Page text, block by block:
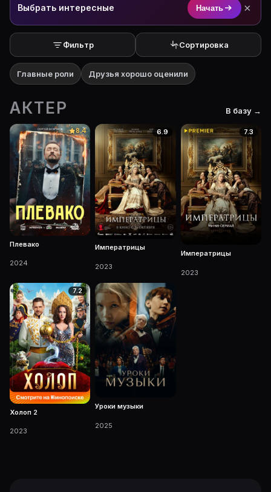
Выбрать интересные Начать ×
Фильтр Сортировка
Главные роли Друзья хорошо оценили
АКТЕР В базу →
8.4
Плевако
2024
6.9
Императрицы
2023
7.3
Императрицы
2023
7.2
Холоп 2
2023
Уроки музыки
2025